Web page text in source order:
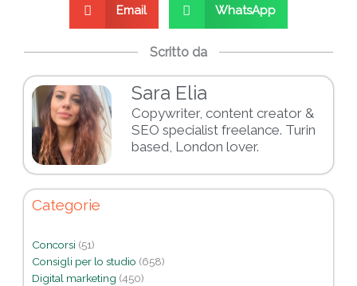
Email WhatsApp
Scritto da
Sara Elia
Copywriter, content creator &
SEO specialist freelance. Turin
based, London lover.
Categorie
Concorsi (51)
Consigli per lo studio (658)
Digital marketing (450)